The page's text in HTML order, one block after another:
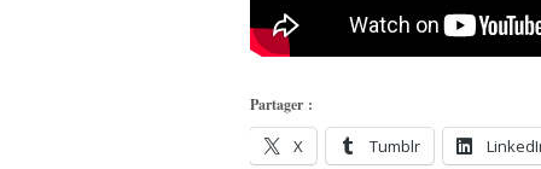
Partager :
X Tumblr